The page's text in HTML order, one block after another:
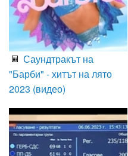
Саундтракът на
"Барби" - хитът на лято
2023 (видео)